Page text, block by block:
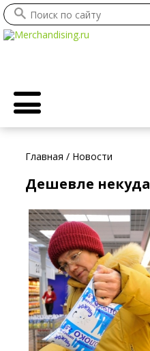
Главная / Новости
Дешевле некуда